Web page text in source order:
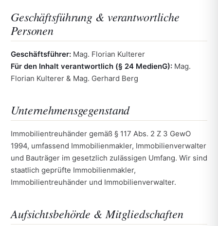
Geschäftsführung & verantwortliche
Personen
Geschäftsführer: Mag. Florian Kulterer
Für den Inhalt verantwortlich (§ 24 MedienG): Mag.
Florian Kulterer & Mag. Gerhard Berg
Unternehmensgegenstand
Immobilientreuhänder gemäß § 117 Abs. 2 Z 3 GewO
1994, umfassend Immobilienmakler, Immobilienverwalter
und Bauträger im gesetzlich zulässigen Umfang. Wir sind
staatlich geprüfte Immobilienmakler,
Immobilientreuhänder und Immobilienverwalter.
Aufsichtsbehörde & Mitgliedschaften